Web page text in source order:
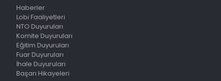
Haberler
Lobi Faaliyetleri
NTO Duyuruları
Komite Duyuruları
Eğitim Duyuruları
Fuar Duyuruları
İhale Duyuruları
Başarı Hikayeleri